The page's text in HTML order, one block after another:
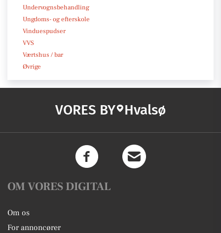
Undervognsbehandling
Ungdoms- og efterskole
Vinduespudser
VVS
Værtshus / bar
Øvrige
VORES BY Hvalsø
OM VORES DIGITAL
Om os
For annoncører